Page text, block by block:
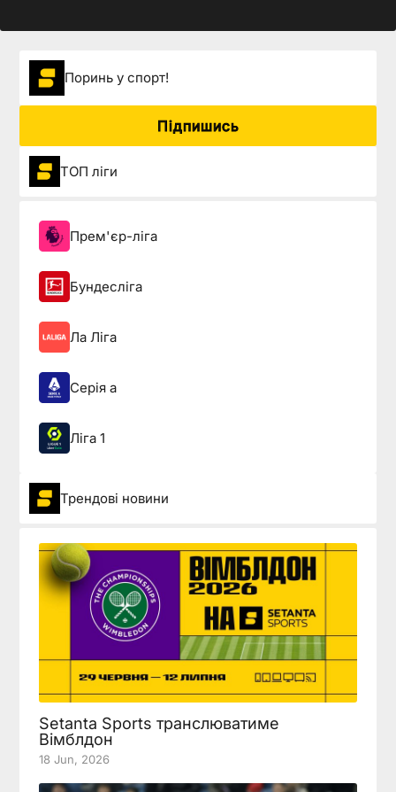
Поринь у спорт!
Підпишись
ТОП ліги
Прем'єр-ліга
Бундесліга
Ла Ліга
Серія а
Ліга 1
Трендові новини
Setanta Sports транслюватиме
Вімблдон
18 Jun, 2026